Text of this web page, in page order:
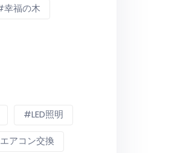
幸福の木
LED照明
エアコン交換